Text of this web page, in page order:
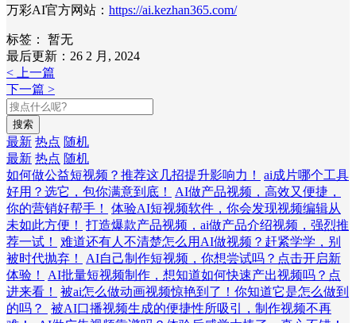
万彩AI官方网站： https://ai.kezhan365.com/
标签：
暂无
最后更新：26 2 月, 2024
< 上一篇
下一篇 >
搜索
最新 热点 随机
最新 热点 随机
如何做公益短视频？推荐这几招提升影响力！
ai成片哪个工具
好用？选它，包你满意到底！
AI做产品视频，高效又便捷，
你的营销好帮手！
体验AI短视频软件，你会发现视频编辑从
未如此方便！
打造爆款产品视频，ai做产品介绍视频，强烈推
荐一试！
难道还有人不清楚怎么用AI做视频？赶紧学学，别
被时代抛弃！
AI自己制作短视频，你想尝试吗？点击开启新
体验！
AI批量短视频制作，想知道如何快速产出视频吗？点
进来看！
被ai怎么做动画视频惊艳到了！你知道它是怎么做到
的吗？
被AI口播视频生成的便捷性所吸引，制作视频不再